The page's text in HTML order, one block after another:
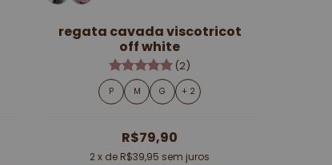
regata cavada viscotricot
off white
(2)
P M G + 2
R$79,90
2x de R$39,95 sem juros